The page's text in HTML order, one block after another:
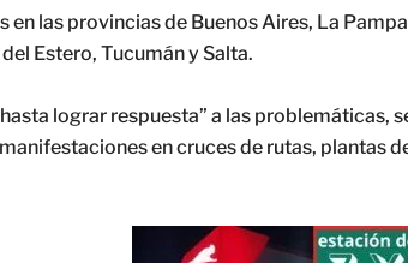
en las provincias de Buenos Aires, La
Estero, Tucumán y Salta.
lograr respuesta” a las problemáticas,
en cruces de rutas, plantas